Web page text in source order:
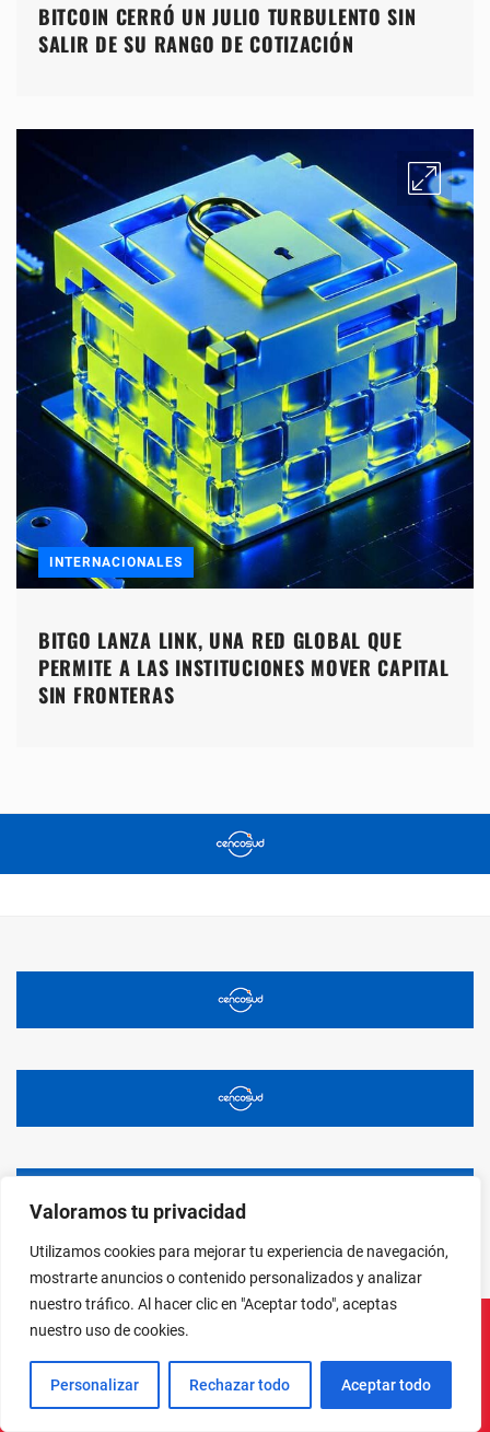
Valoramos tu privacidad
Utilizamos cookies para mejorar tu experiencia de navegación,
mostrarte anuncios o contenido personalizados y analizar
nuestro tráfico. Al hacer clic en "Aceptar todo", aceptas
nuestro uso de cookies.
Personalizar Rechazar todo Aceptar todo
BITCOIN CERRÓ UN JULIO TURBULENTO SIN
SALIR DE SU RANGO DE COTIZACIÓN
INTERNACIONALES
BITGO LANZA LINK, UNA RED GLOBAL QUE
PERMITE A LAS INSTITUCIONES MOVER CAPITAL
SIN FRONTERAS